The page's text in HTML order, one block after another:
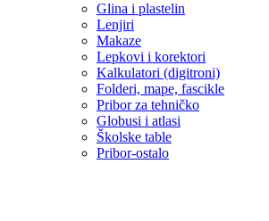
Glina i plastelin
Lenjiri
Makaze
Lepkovi i korektori
Kalkulatori (digitroni)
Folderi, mape, fascikle
Pribor za tehničko
Globusi i atlasi
Školske table
Pribor-ostalo